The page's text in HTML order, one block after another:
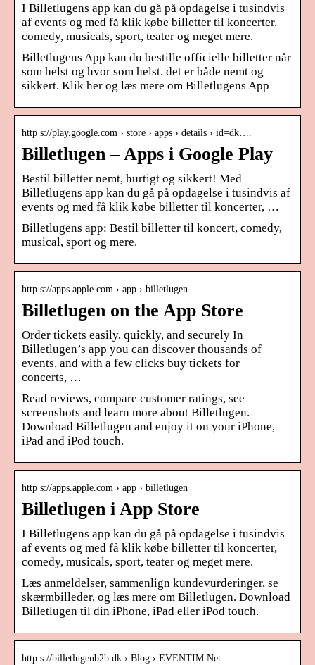
I Billetlugens app kan du gå på opdagelse i tusindvis
af events og med få klik købe billetter til koncerter,
comedy, musicals, sport, teater og meget mere.
Billetlugens App kan du bestille officielle billetter når
som helst og hvor som helst. det er både nemt og
sikkert. Klik her og læs mere om Billetlugens App
http s://play.google.com › store › apps › details › id=dk….
Billetlugen – Apps i Google Play
Bestil billetter nemt, hurtigt og sikkert! Med
Billetlugens app kan du gå på opdagelse i tusindvis af
events og med få klik købe billetter til koncerter, …
Billetlugens app: Bestil billetter til koncert, comedy,
musical, sport og mere.
http s://apps.apple.com › app › billetlugen
Billetlugen on the App Store
Order tickets easily, quickly, and securely In
Billetlugen’s app you can discover thousands of
events, and with a few clicks buy tickets for
concerts, …
Read reviews, compare customer ratings, see
screenshots and learn more about Billetlugen.
Download Billetlugen and enjoy it on your iPhone,
iPad and iPod touch.
http s://apps.apple.com › app › billetlugen
Billetlugen i App Store
I Billetlugens app kan du gå på opdagelse i tusindvis
af events og med få klik købe billetter til koncerter,
comedy, musicals, sport, teater og meget mere.
Læs anmeldelser, sammenlign kundevurderinger, se
skærmbilleder, og læs mere om Billetlugen. Download
Billetlugen til din iPhone, iPad eller iPod touch.
http s://billetlugenb2b.dk › Blog › EVENTIM.Net